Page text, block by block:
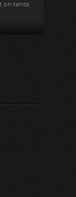
on tente